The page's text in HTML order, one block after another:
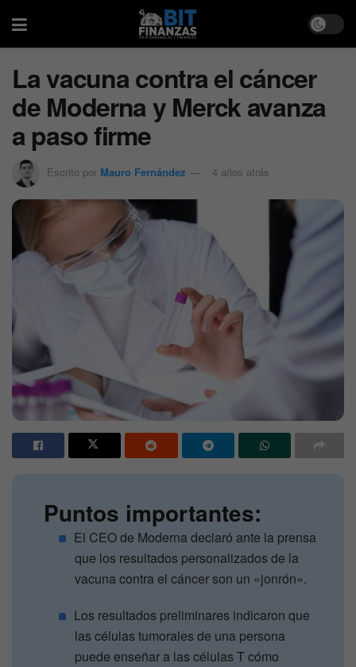
La vacuna contra el cáncer
de Moderna y Merck avanza
a paso firme
Escrito por Mauro Fernández 4 años atrás
Puntos importantes:
El CEO de Moderna declaró ante la prensa
que los resultados personalizados de la
vacuna contra el cáncer son un «jonrón».
Los resultados preliminares indicaron que
las células tumorales de una persona
puede enseñar a las células T cómo